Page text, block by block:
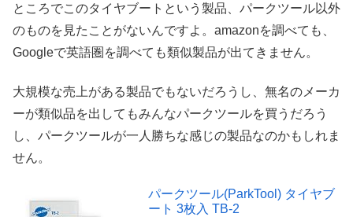
ところでこのタイヤブートという製品、パークツール以外
のものを見たことがないんですよ。amazonを調べても、
Googleで英語圏を調べても類似製品が出てきません。
大規模な売上がある製品でもないだろうし、無名のメーカ
ーが類似品を出してもみんなパークツールを買うだろう
し、パークツールが一人勝ちな感じの製品なのかもしれま
せん。
パークツール(ParkTool) タイヤブ
ート 3枚入 TB-2